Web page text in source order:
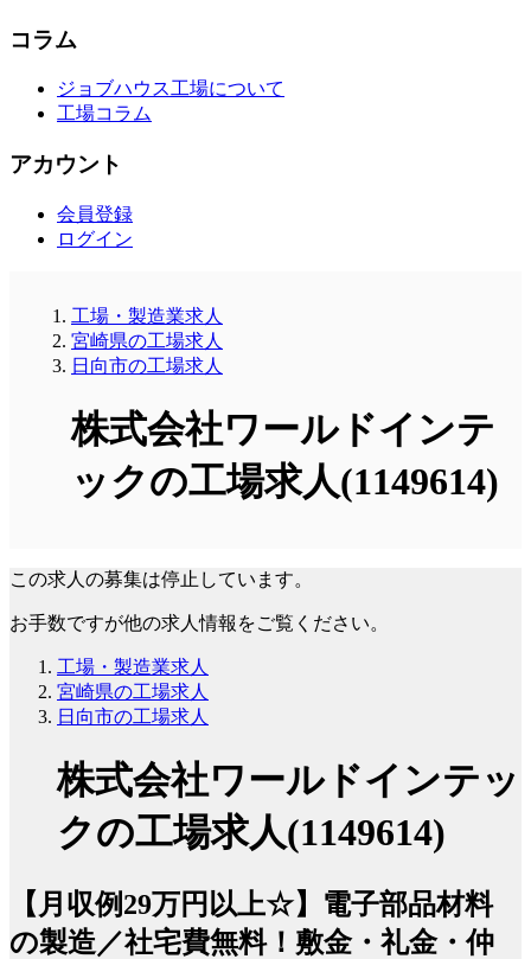
コラム
ジョブハウス工場について
工場コラム
アカウント
会員登録
ログイン
工場・製造業求人
宮崎県の工場求人
日向市の工場求人
株式会社ワールドインテ
ックの工場求人(1149614)
この求人の募集は停止しています。
お手数ですが他の求人情報をご覧ください。
工場・製造業求人
宮崎県の工場求人
日向市の工場求人
株式会社ワールドインテッ
クの工場求人(1149614)
【月収例29万円以上☆】電子部品材料
の製造／社宅費無料！敷金・礼金・仲